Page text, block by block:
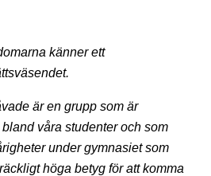
känner ett
är en grupp som är
våra studenter och som
under gymnasiet som
höga betyg för att komma